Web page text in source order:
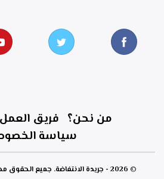
من نحن؟ فريق العمل
سياسة
© 2026 - جريدة الانتفاضة. جميع الحقوق محفوظة لجريدة الإنتفاضة.